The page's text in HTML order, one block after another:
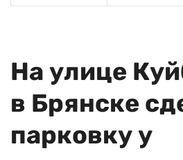
На улице
в Брянске
парковку у